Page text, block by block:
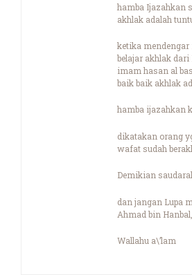
hamba Ijazahkan
akhlak adalah
ketika mendengar
belajar akhlak
imam hasan al
baik baik akhlak
hamba ijazahkan
dikatakan orang
wafat sudah
Demikian
dan jangan Lupa
Ahmad bin
Wallahu a\’lam